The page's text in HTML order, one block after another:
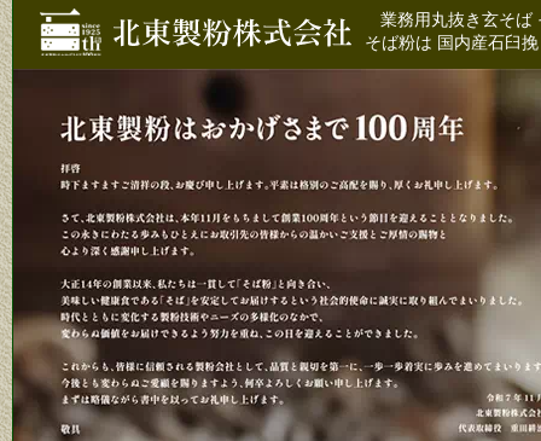
業務用丸抜き玄そ
そば粉は 国内産石臼